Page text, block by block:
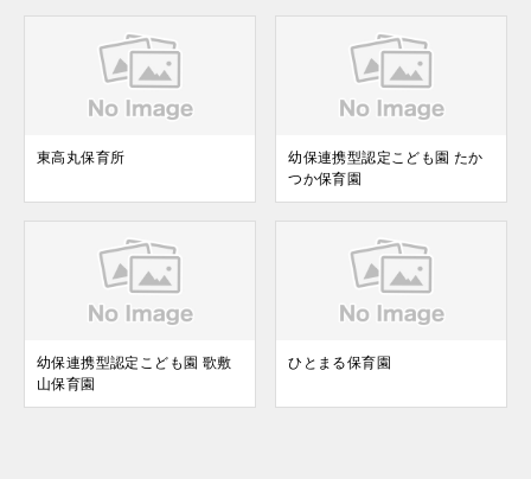
東高丸保育所
幼保連携型認定こども園 たか
つか保育園
幼保連携型認定こども園 歌敷
山保育園
ひとまる保育園